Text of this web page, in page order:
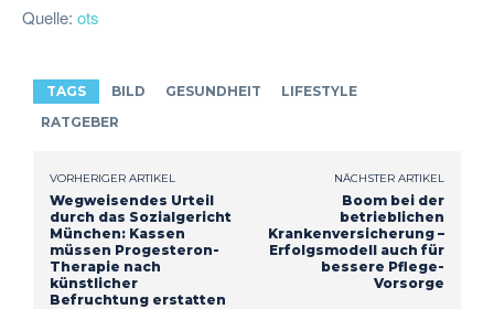
Quelle: ots
TAGS BILD GESUNDHEIT
LIFESTYLE
RATGEBER
VORHERIGER ARTIKEL
Wegweisendes Urteil
durch das Sozialgericht
München: Kassen
müssen Progesteron-
Therapie nach
künstlicher
Befruchtung erstatten
NÄCHSTER ARTIKEL
Boom bei der
betrieblichen
Krankenversicherung –
Erfolgsmodell auch für
bessere Pflege-
Vorsorge